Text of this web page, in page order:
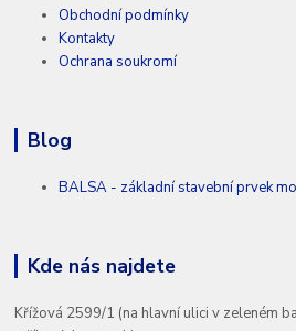
Obchodní podmínky
Kontakty
Ochrana soukromí
Blog
BALSA - základní stavební prvek
Kde nás najdete
Křížová 2599/1 (na hlavní ulici v zeleném